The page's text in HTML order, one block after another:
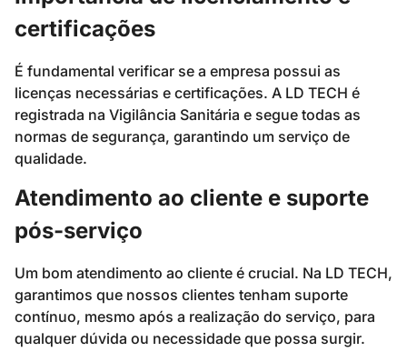
certificações
É fundamental verificar se a empresa possui as
licenças necessárias e certificações. A LD TECH é
registrada na Vigilância Sanitária e segue todas as
normas de segurança, garantindo um serviço de
qualidade.
Atendimento ao cliente e suporte
pós-serviço
Um bom atendimento ao cliente é crucial. Na LD TECH,
garantimos que nossos clientes tenham suporte
contínuo, mesmo após a realização do serviço, para
qualquer dúvida ou necessidade que possa surgir.